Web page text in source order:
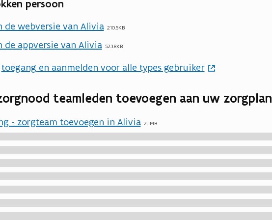
persoon
de webversie van Alivia 210.5KB
de appversie van Alivia 523.8KB
toegang en aanmelden voor alle types gebruiker
teamleden toevoegen aan uw zorgplan
- zorgteam toevoegen in Alivia 2.1MB